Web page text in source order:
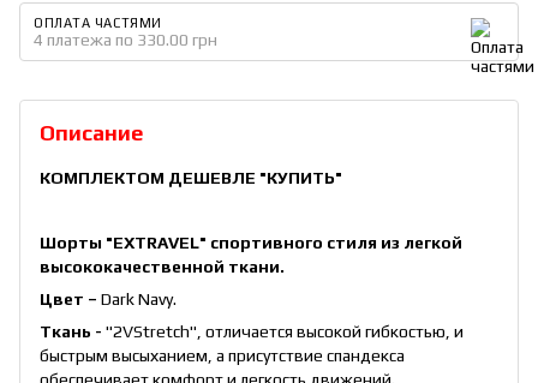
ОПЛАТА ЧАСТЯМИ
4 платежа по 330.00 грн
Описание
КОМПЛЕКТОМ ДЕШЕВЛЕ "КУПИТЬ"
Шорты "EXTRAVEL" спортивного стиля из легкой
высококачественной ткани.
Цвет – Dark Navy.
Ткань - "2VStretch", отличается высокой гибкостью, и
быстрым высыханием, а присутствие спандекса
обеспечивает комфорт и легкость движений.